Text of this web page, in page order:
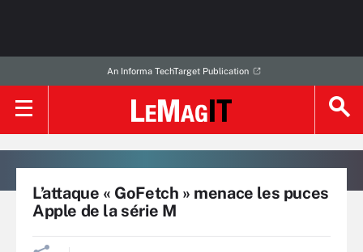
An Informa TechTarget Publication
L’attaque « GoFetch » menace les puces
Apple de la série M